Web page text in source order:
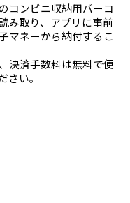
コンビニ収納用バーコ
み取り、アプリに事前
マネーから納付するこ
決済手数料は無料で便
い。